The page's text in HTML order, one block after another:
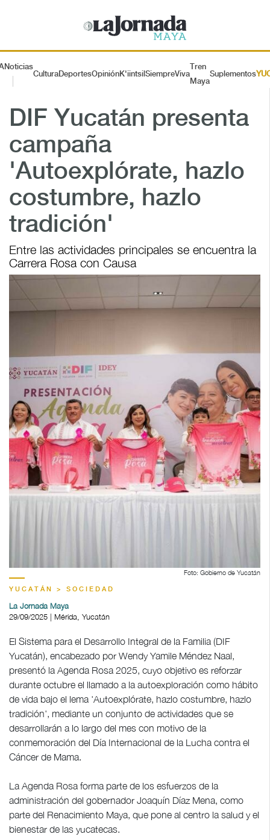
Noticias
CulturaDeportesOpiniónK'iintsil SiempreViva
Tren
Maya
Suplementos
DIF Yucatán presenta
campaña
'Autoexplórate, hazlo
costumbre, hazlo
tradición'
Entre las actividades principales se encuentra la
Carrera Rosa con Causa
Foto: Gobierno de Yucatán
YUCATÁN > SOCIEDAD
La Jornada Maya
29/09/2025 | Mérida, Yucatán
El Sistema para el Desarrollo Integral de la Familia (DIF
Yucatán), encabezado por Wendy Yamile Méndez Naal,
presentó la Agenda Rosa 2025, cuyo objetivo es reforzar
durante octubre el llamado a la autoexploración como hábito
de vida bajo el lema 'Autoexplórate, hazlo costumbre, hazlo
tradición', mediante un conjunto de actividades que se
desarrollarán a lo largo del mes con motivo de la
conmemoración del Día Internacional de la Lucha contra el
Cáncer de Mama.
La Agenda Rosa forma parte de los esfuerzos de la
administración del gobernador Joaquín Díaz Mena, como
parte del Renacimiento Maya, que pone al centro la salud y el
bienestar de las yucatecas.